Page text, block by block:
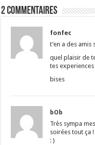
2 commentaires
fonfec
t’en a des amis
quel plaisir de
tes experiences
bises
bOb
Très sympa
soirées tout ça !
: )